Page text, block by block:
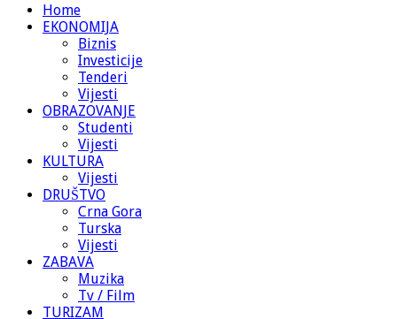
Home
EKONOMIJA
Biznis
Investicije
Tenderi
Vijesti
OBRAZOVANJE
Studenti
Vijesti
KULTURA
Vijesti
DRUŠTVO
Crna Gora
Turska
Vijesti
ZABAVA
Muzika
Tv / Film
TURIZAM